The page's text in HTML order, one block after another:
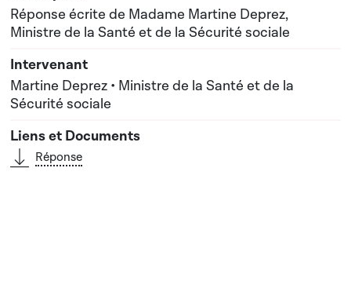
Réponse écrite de Madame Martine Deprez,
Ministre de la Santé et de la Sécurité sociale
Martine Deprez • Ministre de la Santé et de la
Sécurité sociale
Réponse